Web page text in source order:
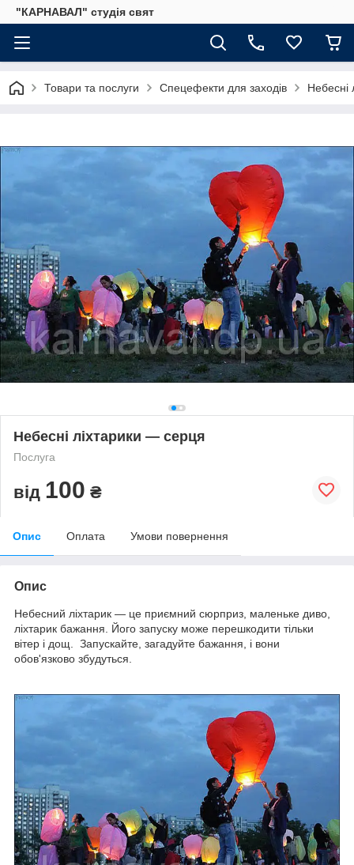
"КАРНАВАЛ" студія свят
Товари та послуги Спецефекти для заходів Небесні
Небесні ліхтарики — серця
Послуга
від 100 ₴
Опис Оплата Умови повернення
Опис
Небесний ліхтарик — це приємний сюрприз, маленьке диво,
ліхтарик бажання. Його запуску може перешкодити тільки
вітер і дощ. Запускайте, загадуйте бажання, і вони
обов'язково збудуться.